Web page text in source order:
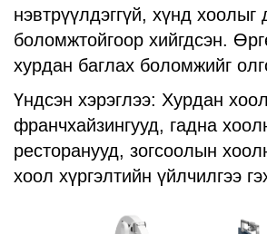
Холбоо Барих
Түгээмэл асуулт
нэвтрүүлдэггүй, хүнд хоолыг
боломжтойгоор хийгдсэн.
хурдан баглах боломжийг
Үндсэн хэрэглээ: Хурдан
франчхайзингууд, гадна
ресторанууд, зогсоолын
хоол хүргэлтийн үйлчилгээ